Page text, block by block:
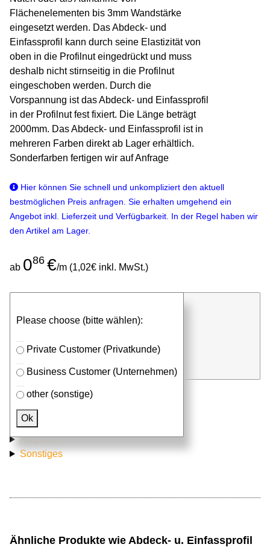
Flächenelementen bis 3mm Wandstärke
eingesetzt werden. Das Abdeck- und
Einfassprofil kann durch seine Elastizität von
oben in die Profilnut eingedrückt und muss
deshalb nicht stirnseitig in die Profilnut
eingeschoben werden. Durch die
Vorspannung ist das Abdeck- und Einfassprofil
in der Profilnut fest fixiert. Die Länge beträgt
2000mm. Das Abdeck- und Einfassprofil ist in
mehreren Farben direkt ab Lager erhältlich.
Sonderfarben fertigen wir auf Anfrage
Hier können Sie schnell und unkompliziert den aktuell
bestmöglichen Preis anfragen. Sie erhalten umgehend ein
Angebot inkl. Lieferzeit und Verfügbarkeit. In der Regel haben wir
den Artikel am Lager.
ab 086 €/m (1,02€ inkl. MwSt.)
Please choose (bitte wählen):
Private Customer (Privatkunde)
Business Customer (Unternehmen)
other (sonstige)
Ok
⮮
Passendes Zubehör
Aluprofile
Sonstiges
Ähnliche Produkte wie Abdeck- u. Einfassprofil